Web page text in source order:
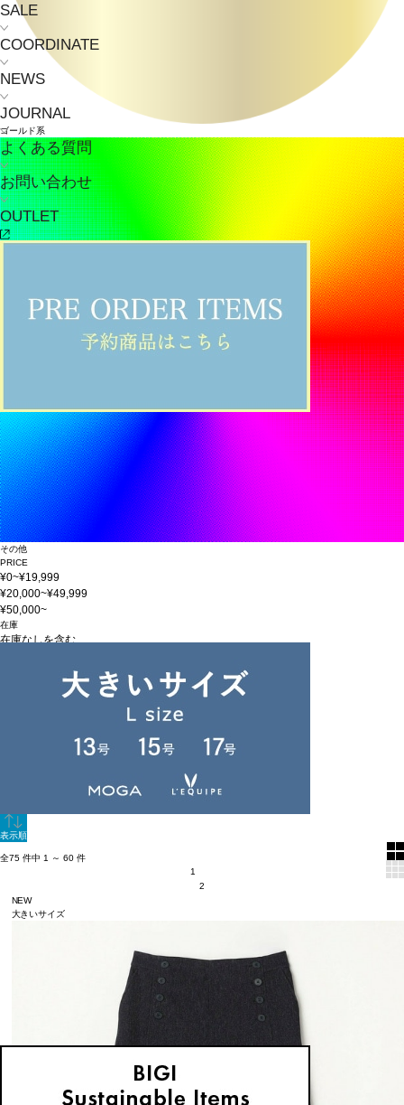
SALE
COORDINATE
NEWS
JOURNAL
よくある質問
お問い合わせ
OUTLET
ゴールド系
その他
PRICE
¥0~¥19,999
¥20,000~¥49,999
¥50,000~
在庫
在庫なしを含む
表示順
全75 件中 1 ～ 60 件
1
2
NEW
大きいサイズ